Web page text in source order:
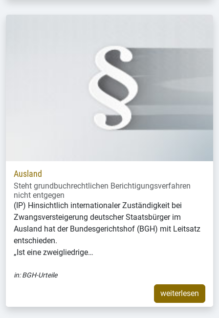
Ausland
Steht grundbuchrechtlichen Berichtigungsverfahren
nicht entgegen
(IP) Hinsichtlich internationaler Zuständigkeit bei
Zwangsversteigerung deutscher Staatsbürger im
Ausland hat der Bundesgerichtshof (BGH) mit Leitsatz
entschieden.
„Ist eine zweigliedrige…
in:BGH-Urteile
weiterlesen